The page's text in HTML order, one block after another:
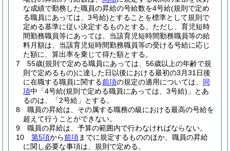
な成績で勤務した職員の昇給の号給数を4号給(規則で定め
る職員にあっては、3号給)とすることを標準として規則で
定める基準に従い決定するものとする。 ただし、育児短時
間勤務職員等にあっては、当該育児短時間勤務職員等の給
料月額は、当該育児短時間勤務職員等の受ける号給に応じ
た額に、算出率を乗じて得た額とする。
7
55歳(規則で定める職員にあっては、56歳以上の年齢で規
則で定めるもの)に達した日以後における最初の3月31日後
に在職する職員に関する前項の規定の適用については、 同
項中「4号給(規則で定める職員にあっては、3号給) 」とあ
るのは、「2号給」とする。
8
職員の昇給は、その属する職務の級における最高の号給を
超えて行うことができない。
9
職員の昇給は、予算の範囲内で行わなければならない。
10
第5項から前項までに規定するもののほか、職員の昇給
に関し必要な事項は、規則で定める。